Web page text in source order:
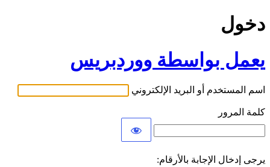
دخول
يعمل بواسطة ووردبريس
اسم المستخدم أو البريد الإلكتروني
كلمة المرور
يرجى إدخال الإجابة بالأرقام: